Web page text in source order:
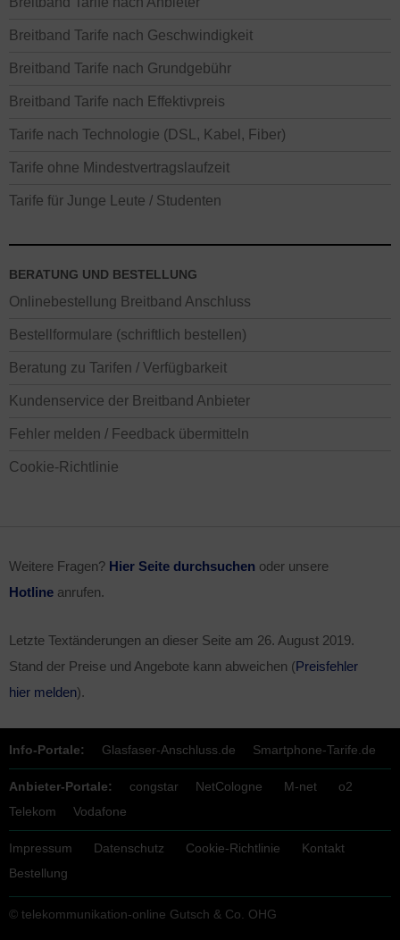
Breitband Tarife nach Geschwindigkeit
Breitband Tarife nach Grundgebühr
Breitband Tarife nach Effektivpreis
Tarife nach Technologie (DSL, Kabel, Fiber)
Tarife ohne Mindestvertragslaufzeit
Tarife für Junge Leute / Studenten
BERATUNG UND BESTELLUNG
Onlinebestellung Breitband Anschluss
Bestellformulare (schriftlich bestellen)
Beratung zu Tarifen / Verfügbarkeit
Kundenservice der Breitband Anbieter
Fehler melden / Feedback übermitteln
Cookie-Richtlinie
Weitere Fragen? Hier Seite durchsuchen oder unsere
Hotline anrufen.
Letzte Textänderungen an dieser Seite am 26. August 2019.
Stand der Preise und Angebote kann abweichen (Preisfehler
hier melden).
Info-Portale: Glasfaser-Anschluss.de Smartphone-Tarife.de
Anbieter-Portale: congstar NetCologne M-net
o2
Telekom
Vodafone
Impressum Datenschutz Cookie-Richtlinie
Kontakt
Bestellung
© telekommunikation-online Gutsch & Co. OHG